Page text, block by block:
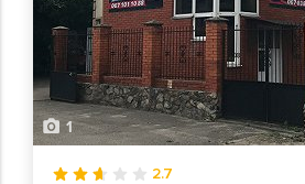
1
2.7